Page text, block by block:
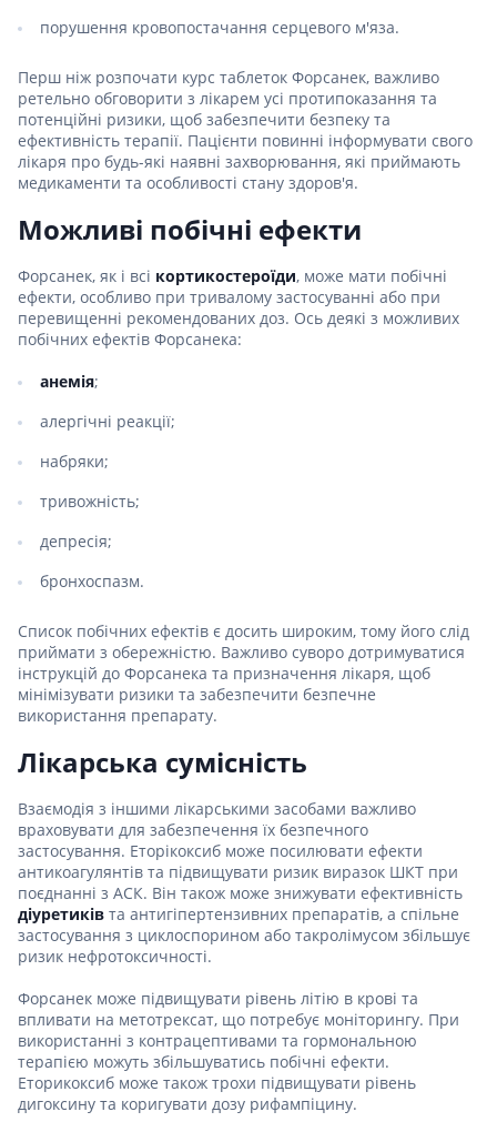
порушення кровопостачання серцевого м'яза.
Перш ніж розпочати курс таблеток Форсанек, важливо
ретельно обговорити з лікарем усі протипоказання та
потенційні ризики, щоб забезпечити безпеку та
ефективність терапії. Пацієнти повинні інформувати свого
лікаря про будь-які наявні захворювання, які приймають
медикаменти та особливості стану здоров'я.
Можливі побічні ефекти
Форсанек, як і всі кортикостероїди, може мати побічні
ефекти, особливо при тривалому застосуванні або при
перевищенні рекомендованих доз. Ось деякі з можливих
побічних ефектів Форсанека:
анемія;
алергічні реакції;
набряки;
тривожність;
депресія;
бронхоспазм.
Список побічних ефектів є досить широким, тому його слід
приймати з обережністю. Важливо суворо дотримуватися
інструкцій до Форсанека та призначення лікаря, щоб
мінімізувати ризики та забезпечити безпечне
використання препарату.
Лікарська сумісність
Взаємодія з іншими лікарськими засобами важливо
враховувати для забезпечення їх безпечного
застосування. Еторікоксиб може посилювати ефекти
антикоагулянтів та підвищувати ризик виразок ШКТ при
поєднанні з АСК. Він також може знижувати ефективність
діуретиків та антигіпертензивних препаратів, а спільне
застосування з циклоспорином або такролімусом збільшує
ризик нефротоксичності.
Форсанек може підвищувати рівень літію в крові та
впливати на метотрексат, що потребує моніторингу. При
використанні з контрацептивами та гормональною
терапією можуть збільшуватись побічні ефекти.
Еторикоксиб може також трохи підвищувати рівень
дигоксину та коригувати дозу рифампіцину.